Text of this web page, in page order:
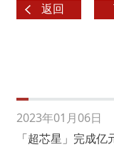
返回
2023年01月06日
「超芯星」完成